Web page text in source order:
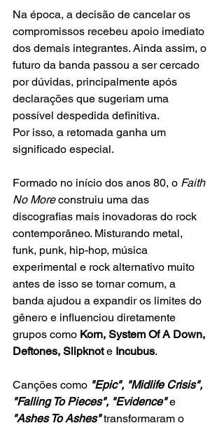
Na época, a decisão de cancelar os
compromissos recebeu apoio imediato
dos demais integrantes. Ainda assim, o
futuro da banda passou a ser cercado
por dúvidas, principalmente após
declarações que sugeriam uma
possível despedida definitiva.
Por isso, a retomada ganha um
significado especial.
Formado no início dos anos 80, o Faith
No More construiu uma das
discografias mais inovadoras do rock
contemporâneo. Misturando metal,
funk, punk, hip-hop, música
experimental e rock alternativo muito
antes de isso se tornar comum, a
banda ajudou a expandir os limites do
gênero e influenciou diretamente
grupos como Korn, System Of A Down,
Deftones, Slipknot e Incubus.
Canções como "Epic", "Midlife Crisis",
"Falling To Pieces", "Evidence" e
"Ashes To Ashes" transformaram o